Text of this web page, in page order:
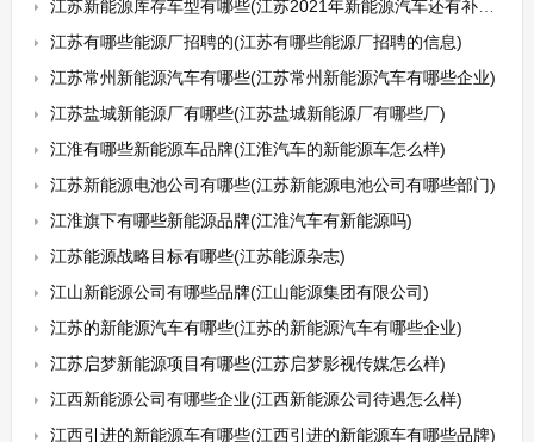
江苏新能源库存车型有哪些(江苏2021年新能源汽车还有补贴吗)
江苏有哪些能源厂招聘的(江苏有哪些能源厂招聘的信息)
江苏常州新能源汽车有哪些(江苏常州新能源汽车有哪些企业)
江苏盐城新能源厂有哪些(江苏盐城新能源厂有哪些厂)
江淮有哪些新能源车品牌(江淮汽车的新能源车怎么样)
江苏新能源电池公司有哪些(江苏新能源电池公司有哪些部门)
江淮旗下有哪些新能源品牌(江淮汽车有新能源吗)
江苏能源战略目标有哪些(江苏能源杂志)
江山新能源公司有哪些品牌(江山能源集团有限公司)
江苏的新能源汽车有哪些(江苏的新能源汽车有哪些企业)
江苏启梦新能源项目有哪些(江苏启梦影视传媒怎么样)
江西新能源公司有哪些企业(江西新能源公司待遇怎么样)
江西引进的新能源车有哪些(江西引进的新能源车有哪些品牌)